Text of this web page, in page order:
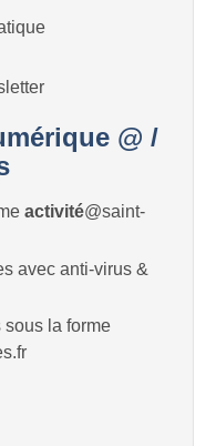
@ /
activité@saint-
avec anti-virus &
sous la forme